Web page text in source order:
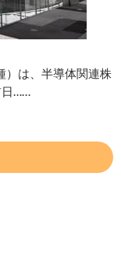
）は、半導体関連株
日……